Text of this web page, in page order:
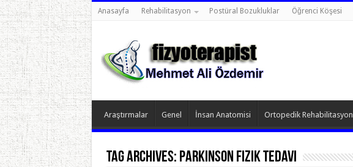
Anasayfa Rehabilitasyon Postüral Bozukluklar Öğrenci Köşesi
Araştırmalar Genel İnsan Anatomisi Ortopedik Rehabilitasyon
Tag Archives: parkinson fizik tedavi